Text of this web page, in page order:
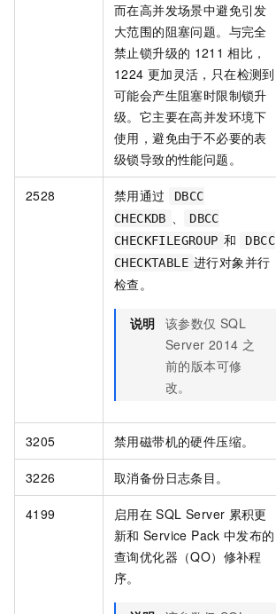
而在高并发场景中避免引发
大范围的阻塞问题。与完全
禁止锁升级的 1211 相比，
1224 更加灵活，只在检测到
可能会产生阻塞时限制锁升
级。它主要在高并发环境下
使用，避免由于不必要的表
级锁导致的性能问题。
2528 禁用通过
DBCC
CHECKDB 、
DBCC
CHECKFILEGROUP 和
DBCC
CHECKTABLE 进行对象并行
检查。
说明 该参数仅 SQL
Server 2014 之
前的版本可修
改。
3205 禁用磁带机的硬件压缩。
3226 取消备份日志条目。
4199 启用在 SQL Server 累积更
新和 Service Pack 中发布的
查询优化器（QO）修补程
序。